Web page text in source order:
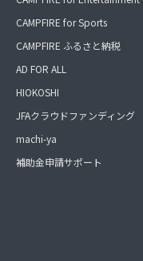
CAMPFIRE for Sports
CAMPFIRE ふるさと納税
AD FOR ALL
HIOKOSHI
JFAクラウドファンディング
machi-ya
補助金申請サポート